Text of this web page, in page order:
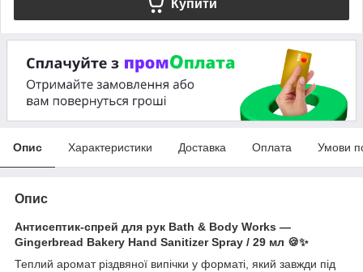
Купити
Опис Характеристики Доставка Оплата Умови
Опис
Антисептик-спрей для рук Bath & Body Works —
Gingerbread Bakery Hand Sanitizer Spray / 29 мл 🍪✨
Теплий аромат різдвяної випічки у форматі, який завжди під